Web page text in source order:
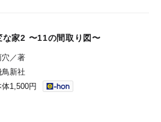
な家2 〜11の間取り図〜
穴／著
鳥新社
体1,500円